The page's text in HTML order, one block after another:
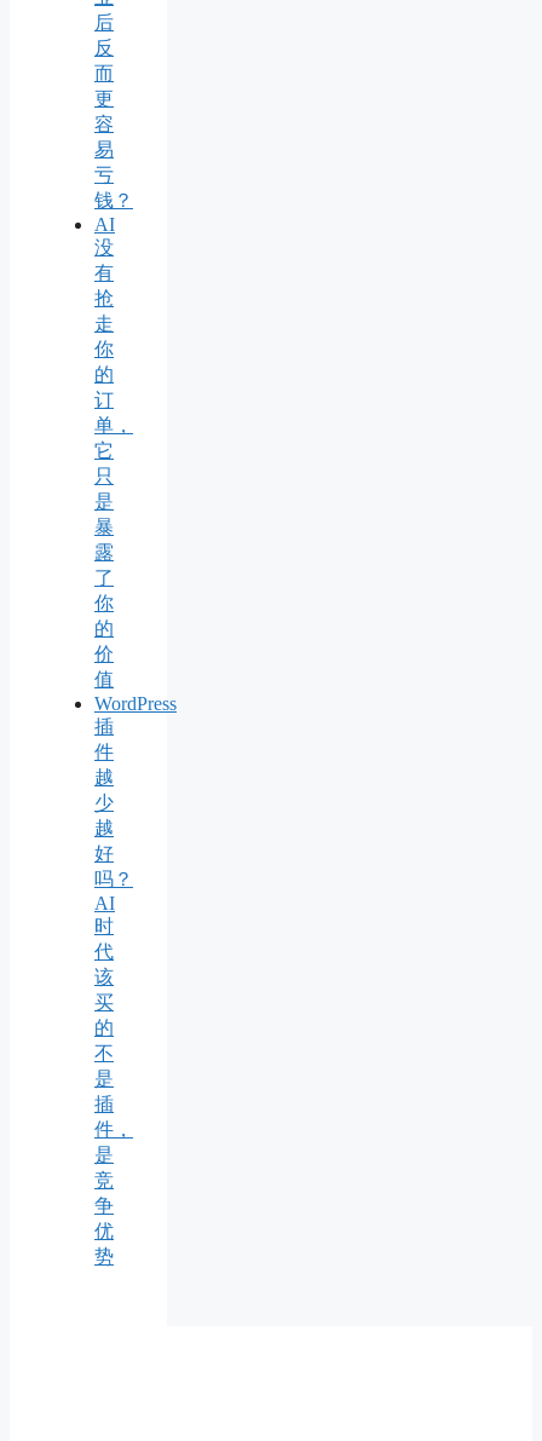
后
反
而
更
容
易
亏
钱？
AI
没
有
抢
走
你
的
订
单，
它
只
是
暴
露
了
你
的
价
值
WordPress
插
件
越
少
越
好
吗？
AI
时
代
该
买
的
不
是
插
件，
是
竞
争
优
势